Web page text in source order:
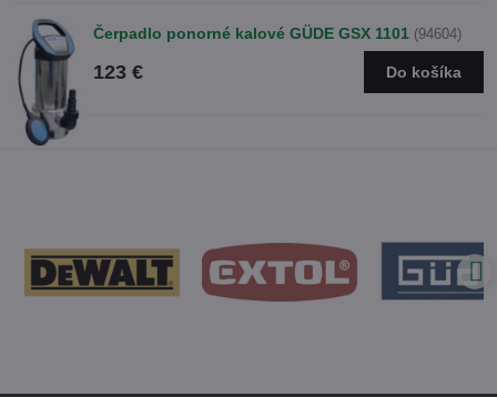
Čerpadlo ponorné kalové GÜDE GSX 1101 (94604)
123 € Do košíka